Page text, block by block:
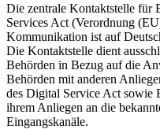
Die zentrale Kontaktstelle für
Services Act (Verordnung
Kommunikation ist auf
Die Kontaktstelle dient
Behörden in Bezug auf die
Behörden mit anderen
des Digital Service Act sowie
ihrem Anliegen an die
Eingangskanäle.